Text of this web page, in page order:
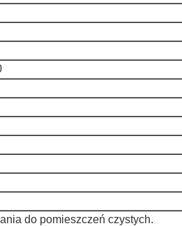
do pomieszczeń czystych.